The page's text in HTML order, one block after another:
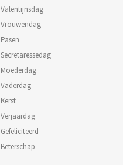
Valentijnsdag
Vrouwendag
Pasen
Secretaressedag
Moederdag
Vaderdag
Kerst
Verjaardag
Gefeliciteerd
Beterschap